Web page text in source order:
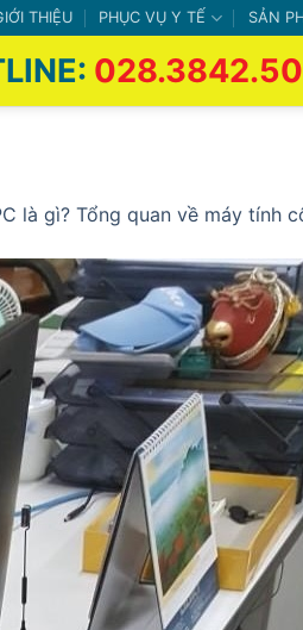
THIỆU PHỤC VỤ Y TẾ SẢN
là gì? Tổng quan về máy tính